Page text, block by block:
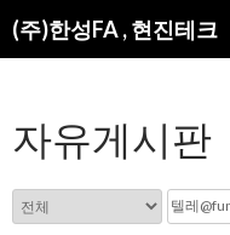
(주)한성FA , 현진테크
검
색
로
건
뛰
기
자유게시판